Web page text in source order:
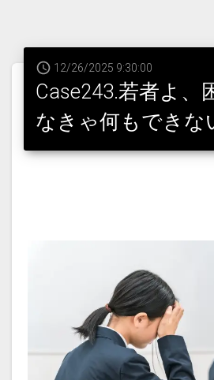
12/26/2025 9:30:00
Case243.若者よ、
なきゃ何もできな